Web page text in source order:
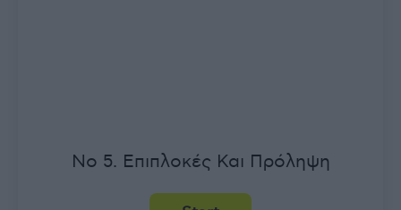
No 5. Επιπλοκές Και Πρόληψη